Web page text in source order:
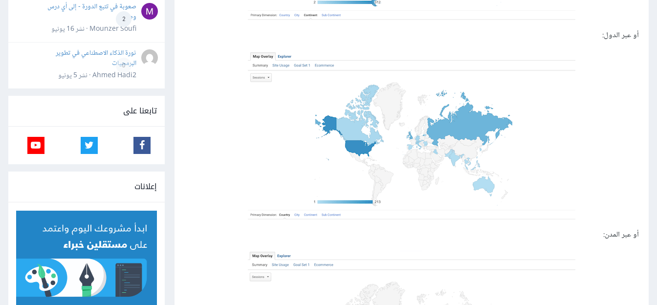
أو عبر الدول:
أو عبر المدن:
2
صعوبة في تتبع الدورة - إلى أي درس
وصلت؟
Mounzer Soufi · نشر
16 يونيو
0
ثورة الذكاء الاصطناعي في تطوير
البرمجيات
Ahmed Hadi2 · نشر
5 يونيو
تابعنا على
إعلانات